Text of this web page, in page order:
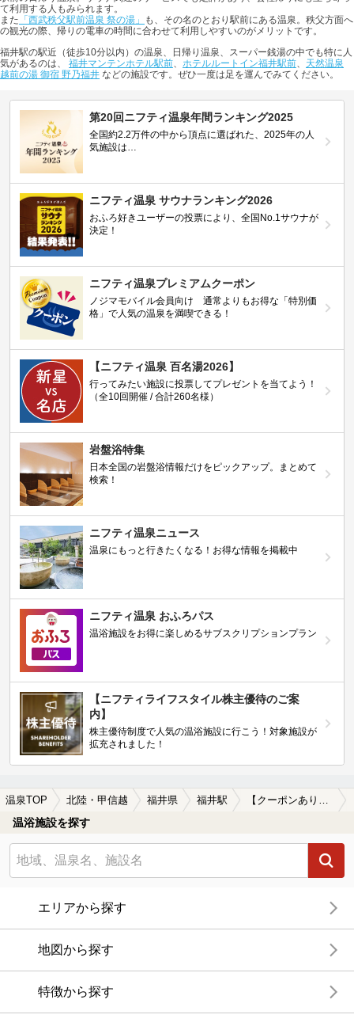
て利用する人もみられます。
また 「西武秩父駅前温泉 祭の湯」
も、その名のとおり駅前にある温泉。秩父方面へ
の観光の際、帰りの電車の時間に合わせて利用しやすいのがメリットです。
福井駅の駅近（徒歩10分以内）の温泉、日帰り温泉、スーパー銭湯の中でも特に人
気があるのは、 福井マンテンホテル駅前、 ホテルルートイン福井駅前、 天然温泉
越前の湯 御宿 野乃福井 などの施設です。ぜひ一度は足を運んでみてください。
第20回ニフティ温泉年間ランキング2025
全国約2.2万件の中から頂点に選ばれた、2025年の人
気施設は…
ニフティ温泉 サウナランキング2026
おふろ好きユーザーの投票により、全国No.1サウナが
決定！
ニフティ温泉プレミアムクーポン
ノジマモバイル会員向け 通常よりもお得な「特別価
格」で人気の温泉を満喫できる！
【ニフティ温泉 百名湯2026】
行ってみたい施設に投票してプレゼントを当てよう！
（全10回開催 / 合計260名様）
岩盤浴特集
日本全国の岩盤浴情報だけをピックアップ。まとめて
検索！
ニフティ温泉ニュース
温泉にもっと行きたくなる！お得な情報を掲載中
ニフティ温泉 おふろパス
温浴施設をお得に楽しめるサブスクリプションプラン
【ニフティライフスタイル株主優待のご案
内】
株主優待制度で人気の温浴施設に行こう！対象施設が
拡充されました！
温泉TOP 北陸・甲信越 福井県 福井駅 【クーポンあり】駅近（徒歩10分以内）の福井駅近くの温泉、日帰り温泉、スーパー銭湯おすすめ
温浴施設を探す
エリアから探す
地図から探す
特徴から探す